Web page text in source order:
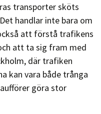
transporter sköts
handlar inte bara om
att förstå trafikens
att ta sig fram med
där trafiken
kan vara både trånga
göra stor